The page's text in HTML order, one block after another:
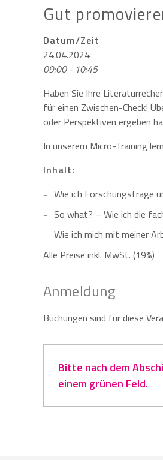
Gut
Datum/Zeit
24.04.2024
09:00 - 10:45
Haben Sie Ihre
für einen Zwischen-Check!
oder Perspektiven ergeben
In unserem Micro-Training
Inhalt:
Wie ich Forschungsfrage
So what? – Wie ich die
Wie ich mich mit meiner
Alle Preise inkl. MwSt. (19%)
Anmeldung
Buchungen sind für diese
Bitte nach dem
einem grünen Feld.